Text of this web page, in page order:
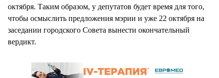
октября. Таким образом, у депутатов будет время для того,
чтобы осмыслить предложения мэрии и уже 22 октября на
заседании городского Совета вынести окончательный
вердикт.